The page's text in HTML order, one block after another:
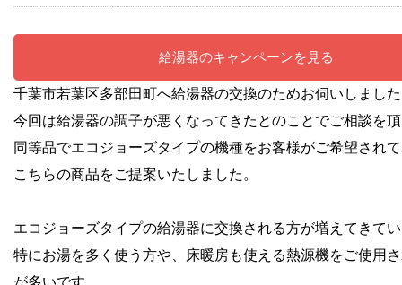
給湯器のキャンペーンを見る
千葉市若葉区多部田町へ給湯器の交換のためお伺いしまし
今回は給湯器の調子が悪くなってきたとのことでご相談を
同等品でエコジョーズタイプの機種をお客様がご希望され
こちらの商品をご提案いたしました。
エコジョーズタイプの給湯器に交換される方が増えてきて
特にお湯を多く使う方や、床暖房も使える熱源機をご使用